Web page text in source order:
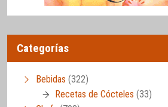
Categorías
Bebidas (322)
Recetas de Cócteles (33)